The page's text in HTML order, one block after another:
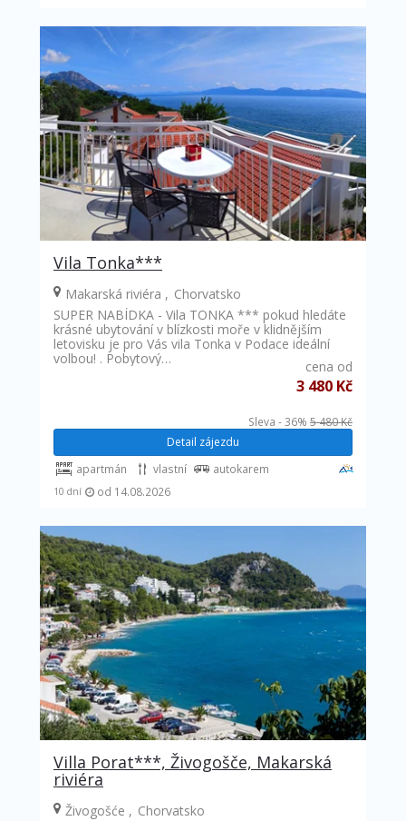
Vila Tonka***
Makarská riviéra
Chorvatsko
SUPER NABÍDKA - Vila TONKA *** pokud hledáte
krásné ubytování v blízkosti moře v klidnějším
letovisku je pro Vás vila Tonka v Podace ideální
volbou! . Pobytový…
cena od
3 480 Kč
Sleva - 36% 5 480 Kč
Detail zájezdu
apartmán vlastní
autokarem
od 14.08.2026
10 dní
Villa Porat***, Živogošče, Makarská
riviéra
Živogošće
Chorvatsko